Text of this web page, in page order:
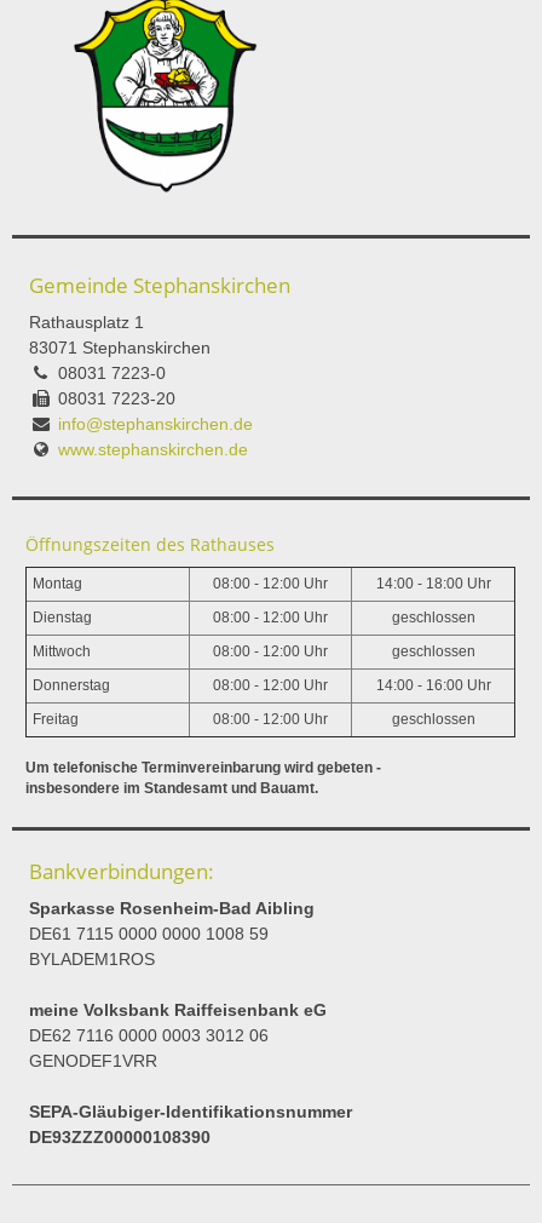
Gemeinde Stephanskirchen
Rathausplatz 1
83071 Stephanskirchen
08031 7223-0
08031 7223-20
info@stephanskirchen.de
www.stephanskirchen.de
Öffnungszeiten des Rathauses
Montag 08:00 - 12:00 Uhr 14:00 - 18:00 Uhr
Dienstag 08:00 - 12:00 Uhr geschlossen
Mittwoch 08:00 - 12:00 Uhr geschlossen
Donnerstag 08:00 - 12:00 Uhr 14:00 - 16:00 Uhr
Freitag 08:00 - 12:00 Uhr geschlossen
Um telefonische Terminvereinbarung wird gebeten -
insbesondere im Standesamt und Bauamt.
Bankverbindungen:
Sparkasse Rosenheim-Bad Aibling
DE61 7115 0000 0000 1008 59
BYLADEM1ROS
meine Volksbank Raiffeisenbank eG
DE62 7116 0000 0003 3012 06
GENODEF1VRR
SEPA-Gläubiger-Identifikationsnummer
DE93ZZZ00000108390